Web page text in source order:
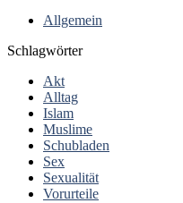
Allgemein
Schlagwörter
Akt
Alltag
Islam
Muslime
Schubladen
Sex
Sexualität
Vorurteile